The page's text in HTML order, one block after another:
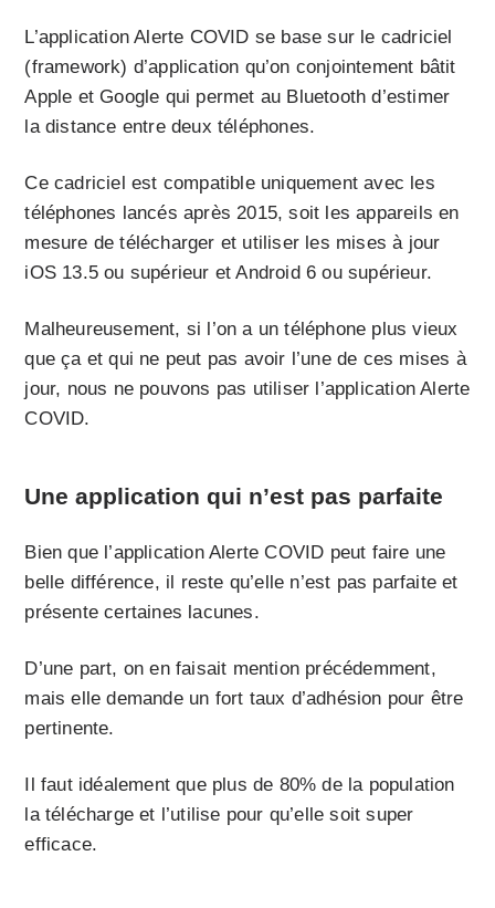
L’application Alerte COVID se base sur le cadriciel
(framework) d’application qu’on conjointement bâtit
Apple et Google qui permet au Bluetooth d’estimer
la distance entre deux téléphones.
Ce cadriciel est compatible uniquement avec les
téléphones lancés après 2015, soit les appareils en
mesure de télécharger et utiliser les mises à jour
iOS 13.5 ou supérieur et Android 6 ou supérieur.
Malheureusement, si l’on a un téléphone plus vieux
que ça et qui ne peut pas avoir l’une de ces mises à
jour, nous ne pouvons pas utiliser l’application Alerte
COVID.
Une application qui n’est pas parfaite
Bien que l’application Alerte COVID peut faire une
belle différence, il reste qu’elle n’est pas parfaite et
présente certaines lacunes.
D’une part, on en faisait mention précédemment,
mais elle demande un fort taux d’adhésion pour être
pertinente.
Il faut idéalement que plus de 80% de la population
la télécharge et l’utilise pour qu’elle soit super
efficace.